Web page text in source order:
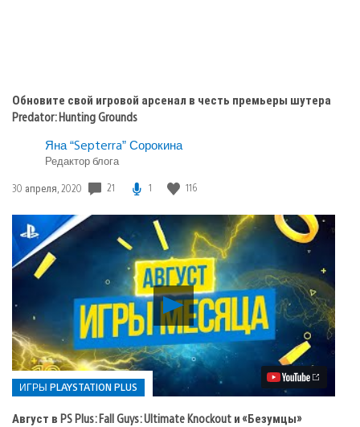
Обновите свой игровой арсенал в честь премьеры шутера
Predator: Hunting Grounds
Яна “Septerra” Сорокина
Редактор блога
Дата
30 апреля, 2020 21 1 116
Воспроизвести
видео
Август
в
PS
Plus:
Fall
Guys:
Ultimate
ИГРЫ PLAYSTATION PLUS
Август в PS Plus: Fall Guys: Ultimate Knockout и «Безумцы»